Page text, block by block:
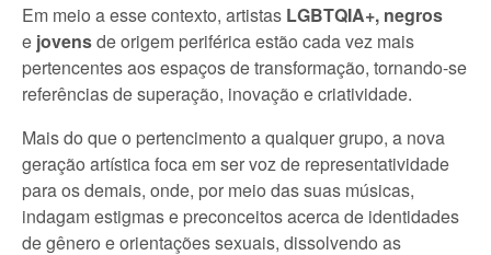
Em meio a esse contexto, artistas LGBTQIA+, negros
e jovensde origem periférica estão cada vez mais
pertencentes aos espaços de transformação, tornando-se
referências de superação, inovação e criatividade.
Mais do que o pertencimento a qualquer grupo, a nova
geração artística foca em ser voz de representatividade
para os demais, onde, por meio das suas músicas,
indagam estigmas e preconceitos acerca de identidades
de gênero e orientações sexuais, dissolvendo as